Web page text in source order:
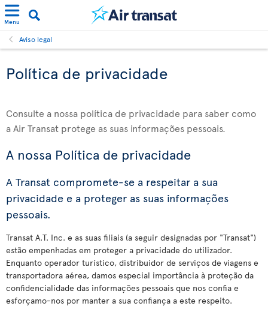
Menu
Aviso legal
Política de privacidade
Consulte a nossa política de privacidade para saber como
a Air Transat protege as suas informações pessoais.
A nossa Política de privacidade
A Transat compromete-se a respeitar a sua
privacidade e a proteger as suas informações
pessoais.
Transat A.T. Inc. e as suas filiais (a seguir designadas por "Transat")
estão empenhadas em proteger a privacidade do utilizador.
Enquanto operador turístico, distribuidor de serviços de viagens e
transportadora aérea, damos especial importância à proteção da
confidencialidade das informações pessoais que nos confia e
esforçamo-nos por manter a sua confiança a este respeito.